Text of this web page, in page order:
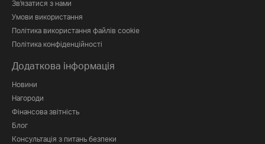
Зв'язатися з нами
Умови використання
Політика використання файлів cookie
Політика конфіденційності
Додаткова інформація
Новини
Нагороди
Фінансова звітність
Блог
Консультація з питань безпеки